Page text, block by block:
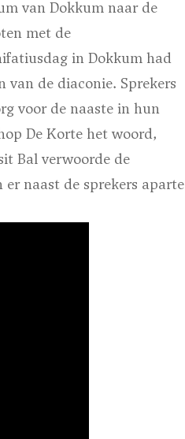
van Dokkum naar de
met de
in Dokkum had
van de diaconie. Sprekers
voor de naaste in hun
De Korte het woord,
Bal verwoorde de
naast de sprekers aparte